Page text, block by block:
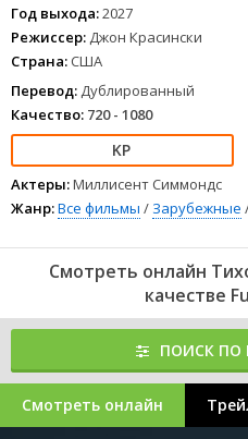
Год выхода:2027
Режиссер: Джон Красински
Страна: США
Перевод: Дублированный
Качество: 720 - 1080
Актеры:Миллисент Симмондс
Жанр:Все фильмы / Зарубежные
Смотреть онлайн
качестве
ПОИСК ПО
Смотреть онлайн